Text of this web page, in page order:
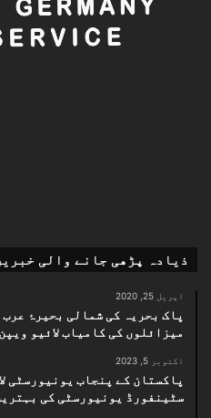
ذیادہ پڑھی جانے والی
اپریل 25, 2020
پاک بحریہ کی شمالی بحیرۂ
میزائلوں کی کامیاب لائیو
اکتوبر 5, 2023
پاکستان کے پنجاب یونیورسٹی
سٹینفورڈ یونیورسٹی کی